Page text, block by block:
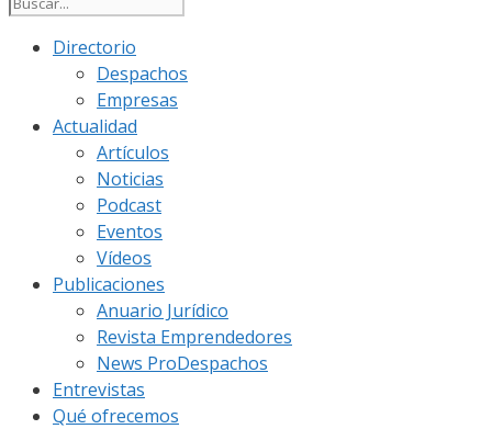
Directorio
Despachos
Empresas
Actualidad
Artículos
Noticias
Podcast
Eventos
Vídeos
Publicaciones
Anuario Jurídico
Revista Emprendedores
News ProDespachos
Entrevistas
Qué ofrecemos